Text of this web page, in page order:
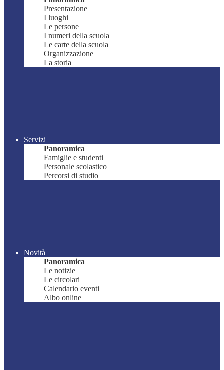
Presentazione
I luoghi
Le persone
I numeri della scuola
Le carte della scuola
Organizzazione
La storia
Servizi
Panoramica
Famiglie e studenti
Personale scolastico
Percorsi di studio
Novità
Panoramica
Le notizie
Le circolari
Calendario eventi
Albo online